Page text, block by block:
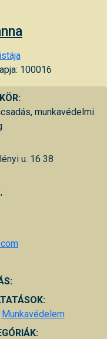
100016
munkavédelmi
u. 16 38
Munkavédelem